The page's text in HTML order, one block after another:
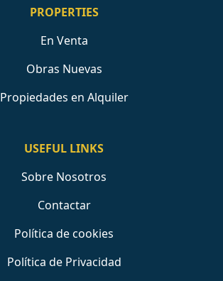
PROPERTIES
En Venta
Obras Nuevas
Propiedades en Alquiler
USEFUL LINKS
Sobre Nosotros
Contactar
Política de cookies
Política de Privacidad